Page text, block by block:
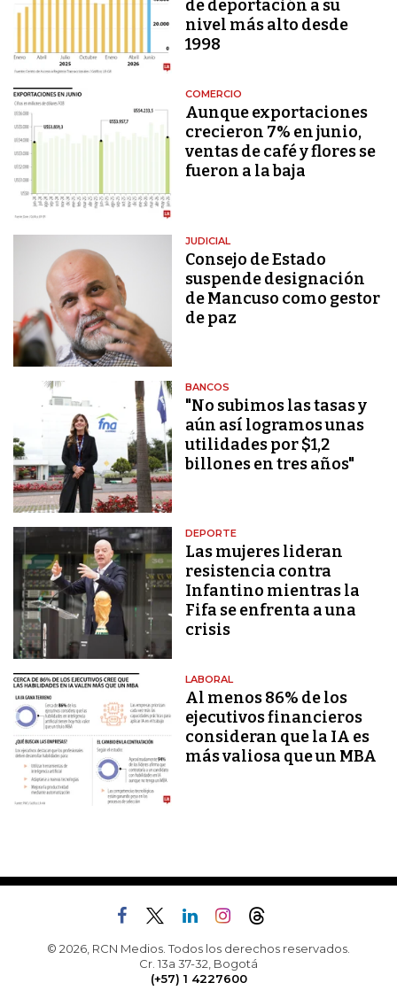
de deportación a su
nivel más alto desde
1998
COMERCIO
Aunque exportaciones
crecieron 7% en junio,
ventas de café y flores se
fueron a la baja
JUDICIAL
Consejo de Estado
suspende designación
de Mancuso como gestor
de paz
BANCOS
"No subimos las tasas y
aún así logramos unas
utilidades por $1,2
billones en tres años"
DEPORTE
Las mujeres lideran
resistencia contra
Infantino mientras la
Fifa se enfrenta a una
crisis
LABORAL
Al menos 86% de los
ejecutivos financieros
consideran que la IA es
más valiosa que un MBA
© 2026, RCN Medios. Todos los derechos reservados.
Cr. 13a 37-32, Bogotá
(+57) 1 4227600